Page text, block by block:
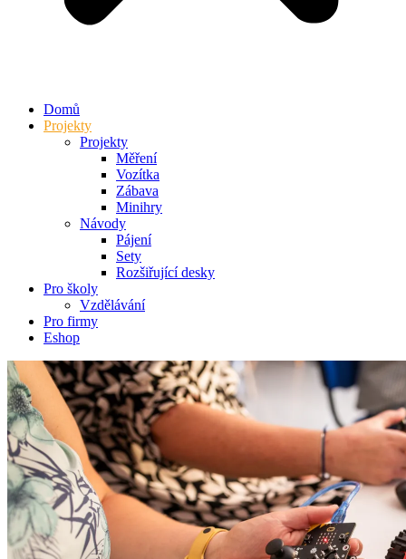
Domů
Projekty
Projekty
Měření
Vozítka
Zábava
Minihry
Návody
Pájení
Sety
Rozšiřující desky
Pro školy
Vzdělávání
Pro firmy
Eshop